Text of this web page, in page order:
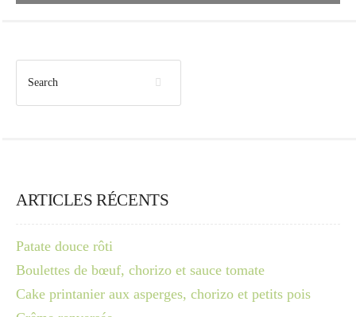
ARTICLES RÉCENTS
Patate douce rôti
Boulettes de bœuf, chorizo et sauce tomate
Cake printanier aux asperges, chorizo et petits pois